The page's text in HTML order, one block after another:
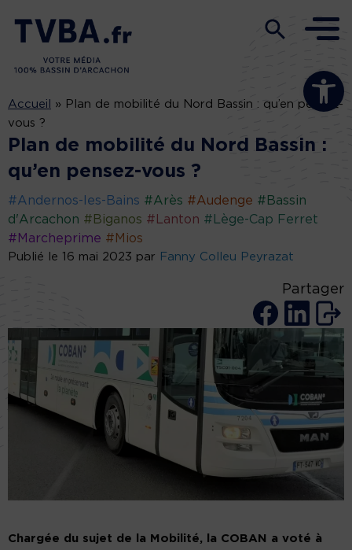
Ouvrir la
Accueil » Plan de mobilité du Nord Bassin : qu’en pensez-
vous ?
Plan de mobilité du Nord Bassin :
qu’en pensez-vous ?
#Andernos-les-Bains #Arès #Audenge #Bassin
d'Arcachon #Biganos #Lanton #Lège-Cap Ferret
#Marcheprime #Mios
Publié le 16 mai 2023 par Fanny Colleu Peyrazat
Partager
Chargée du sujet de la Mobilité, la COBAN a voté à